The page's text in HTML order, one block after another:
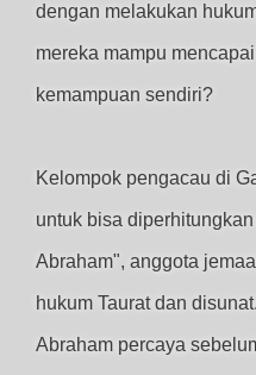
dengan melakukan
mereka mampu
kemampuan sendiri?
Kelompok pengacau di
untuk bisa
Abraham", anggota
hukum Taurat dan
Abraham percaya